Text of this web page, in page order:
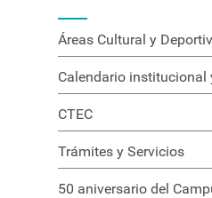
Áreas Cultural y
Calendario institucional
CTEC
Trámites y Servicios
50 aniversario del